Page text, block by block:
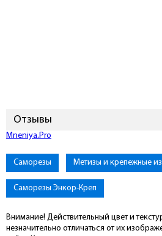
Отзывы
Подключиться к Mneniya.Pro
Саморезы Метизы и крепежные
Саморезы Энкор-Креп
Внимание! Действительный цвет и
незначительно отличаться от их